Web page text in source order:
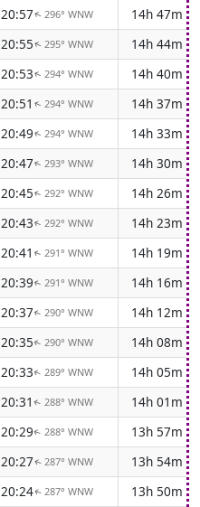
20:57↑296° WNW
14h 47m
20:55↑295° WNW
14h 44m
20:53↑294° WNW
14h 40m
20:51 ↑294° WNW
14h 37m
20:49↑294° WNW
14h 33m
20:47↑293° WNW
14h 30m
20:45↑ 292° WNW
14h 26m
20:43↑ 292° WNW
14h 23m
20:41 ↑ 291° WNW
14h 19m
20:39↑ 291° WNW
14h 16m
20:37↑ 290° WNW
14h 12m
20:35↑ 290° WNW
14h 08m
20:33↑ 289° WNW
14h 05m
20:31 ↑ 288° WNW
14h 01m
20:29↑ 288° WNW
13h 57m
20:27↑ 287° WNW
13h 54m
20:24↑ 287° WNW 13h 50m